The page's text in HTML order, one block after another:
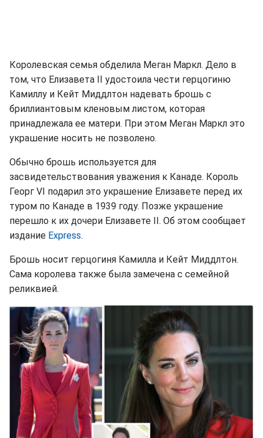
Королевская семья обделила Меган Маркл. Дело в
том, что Елизавета II удостоила чести герцогиню
Камиллу и Кейт Миддлтон надевать брошь с
бриллиантовым кленовым листом, которая
принадлежала ее матери. При этом Меган Маркл это
украшение носить не позволено.
Обычно брошь используется для
засвидетельствования уважения к Канаде. Король
Георг VI подарил это украшение Елизавете перед их
туром по Канаде в 1939 году. Позже украшение
перешло к их дочери Елизавете II. Об этом сообщает
издание Express.
Брошь носит герцогиня Камилла и Кейт Миддлтон.
Сама королева также была замечена с семейной
реликвией.